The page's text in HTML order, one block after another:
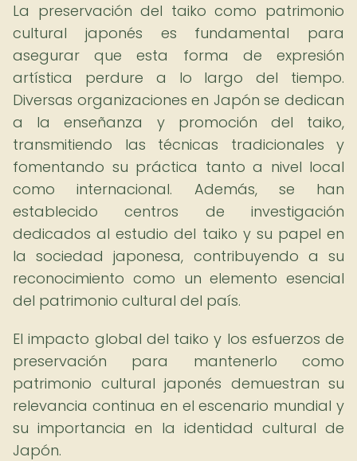
La preservación del taiko como patrimonio
cultural japonés es fundamental para
asegurar que esta forma de expresión
artística perdure a lo largo del tiempo.
Diversas organizaciones en Japón se dedican
a la enseñanza y promoción del taiko,
transmitiendo las técnicas tradicionales y
fomentando su práctica tanto a nivel local
como internacional. Además, se han
establecido centros de investigación
dedicados al estudio del taiko y su papel en
la sociedad japonesa, contribuyendo a su
reconocimiento como un elemento esencial
del patrimonio cultural del país.
El impacto global del taiko y los esfuerzos de
preservación para mantenerlo como
patrimonio cultural japonés demuestran su
relevancia continua en el escenario mundial y
su importancia en la identidad cultural de
Japón.